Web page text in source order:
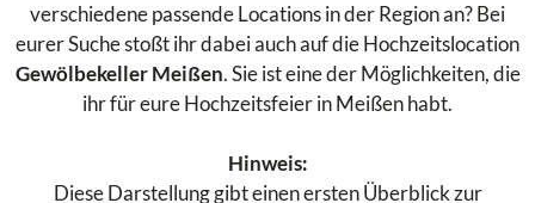
verschiedene passende Locations in der Region an? Bei
eurer Suche stoßt ihr dabei auch auf die Hochzeitslocation
Gewölbekeller Meißen. Sie ist eine der Möglichkeiten, die
ihr für eure Hochzeitsfeier in Meißen habt.
Hinweis:
Diese Darstellung gibt einen ersten Überblick zur